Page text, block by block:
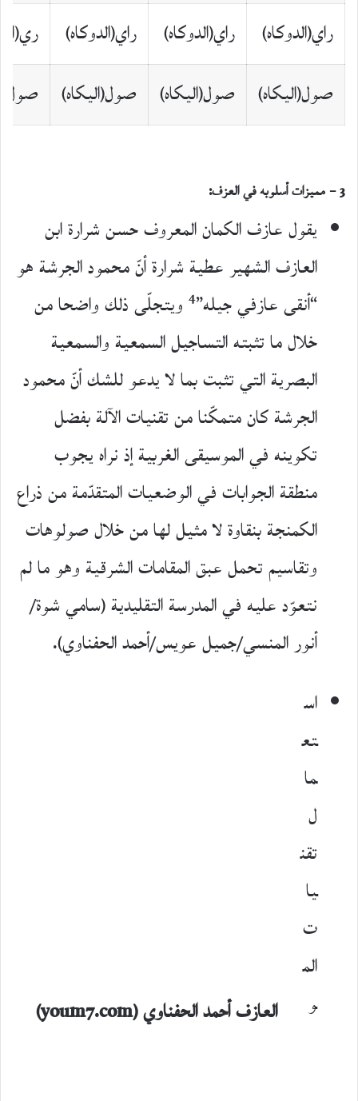
راي(الدوكاه)
راي(الدوكاه) راي(الدوكاه)
صول(اليكاه)
صول(اليكاه) صول(اليكاه)
3 – مميزات أسلوبه في العزف :
يقول عازف الكمان المعروف حسن شرارة ابن
العازف الشهير عطية شرارة أنّ محمود الجرشة هو
“أنقى عازفي جيله”4 ويتجلّى ذلك واضحا من
خلال ما تثبته التساجيل السمعية والسمعية
البصرية التي تثبت بما لا يدعو للشك أنّ محمود
الجرشة كان متمكّنا من تقنيات الآلة بفضل
تكوينه في الموسيقى الغربية إذ نراه يجوب
منطقة الجوابات في الوضعيات المتقدّمة من ذراع
الكمنجة بنقاوة لا مثيل لها من خلال صولوهات
وتقاسيم تحمل عبق المقامات الشرقية وهو ما لم
نتعوّد عليه في المدرسة التقليدية (سامي شوة/
أنور المنسي/جميل عويس/أحمد الحفناوي).
العازف أحمد الحفناوي (youm7.com)
اس
تع
ما
ل
تقن
يا
ت
الم
و